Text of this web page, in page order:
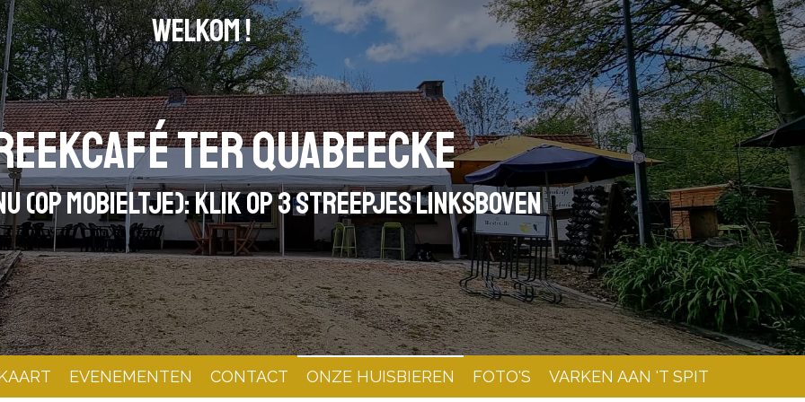
WELKOM !
ter quabeecke
(op mobieltje): KLIK OP 3 STREEPJES LINKSBOVEN
EVENEMENTEN CONTACT ONZE HUISBIEREN FOTO'S VARKEN AAN 'T SPIT